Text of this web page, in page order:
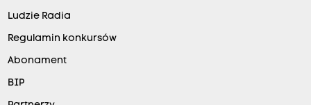
Ludzie Radia
Regulamin konkursów
Abonament
BIP